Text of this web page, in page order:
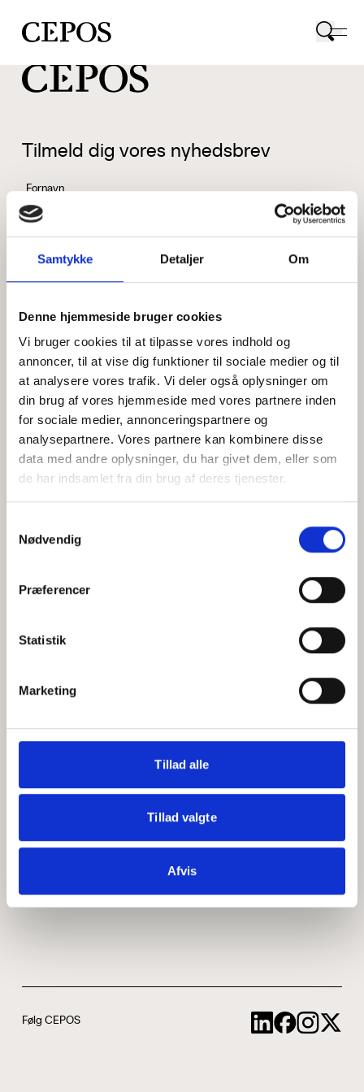
Samtykke Detaljer Om
Denne hjemmeside bruger cookies
Vi bruger cookies til at tilpasse vores indhold og
annoncer, til at vise dig funktioner til sociale medier og til
at analysere vores trafik. Vi deler også oplysninger om
din brug af vores hjemmeside med vores partnere inden
for sociale medier, annonceringspartnere og
analysepartnere. Vores partnere kan kombinere disse
data med andre oplysninger, du har givet dem, eller som
de har indsamlet fra din brug af deres tjenester.
Nødvendig
Præferencer
Statistik
Marketing
Tillad alle
Tillad valgte
Afvis
CEPOS logo
Tilmeld dig vores nyhedsbrev
Fornavn
Efternavn
Jeg accepterer behandlingen af mine personoplysninger i
henhold tilprivatlivspolitikken
Hvem er CEPOS
Medarbejdere
ABCepos
Podcast
Følg CEPOS